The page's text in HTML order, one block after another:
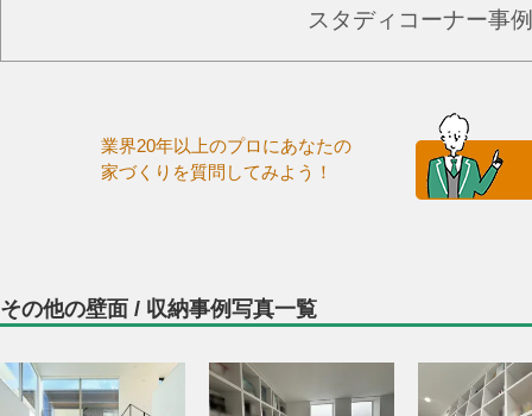
スタディコーナー事
業界20年以上のプロにあなたの
家づくりを質問してみよう！
その他の壁面 / 収納事例写真一覧